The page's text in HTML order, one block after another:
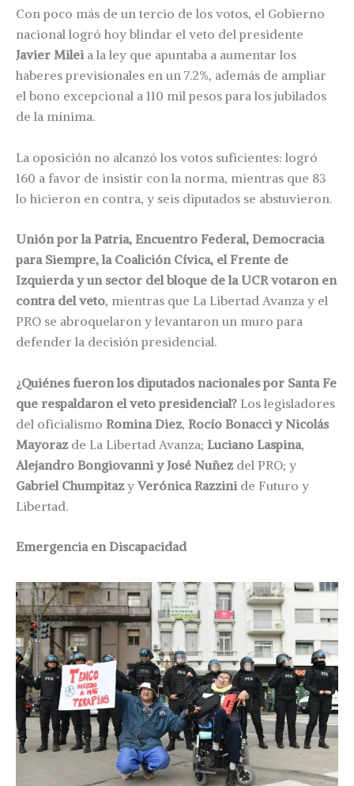
Con poco más de un tercio de los votos, el Gobierno
nacional logró hoy blindar el veto del presidente
Javier Milei a la ley que apuntaba a aumentar los
haberes previsionales en un 7.2%, además de ampliar
el bono excepcional a 110 mil pesos para los jubilados
de la mínima.
La oposición no alcanzó los votos suficientes: logró
160 a favor de insistir con la norma, mientras que 83
lo hicieron en contra, y seis diputados se abstuvieron.
Unión por la Patria, Encuentro Federal, Democracia
para Siempre, la Coalición Cívica, el Frente de
Izquierda y un sector del bloque de la UCR votaron en
contra del veto, mientras que La Libertad Avanza y el
PRO se abroquelaron y levantaron un muro para
defender la decisión presidencial.
¿Quiénes fueron los diputados nacionales por Santa Fe
que respaldaron el veto presidencial? Los legisladores
del oficialismo Romina Diez, Rocío Bonacci y Nicolás
Mayoraz de La Libertad Avanza; Luciano Laspina,
Alejandro Bongiovanni y José Nuñez del PRO; y
Gabriel Chumpitaz y Verónica Razzini de Futuro y
Libertad.
Emergencia en Discapacidad